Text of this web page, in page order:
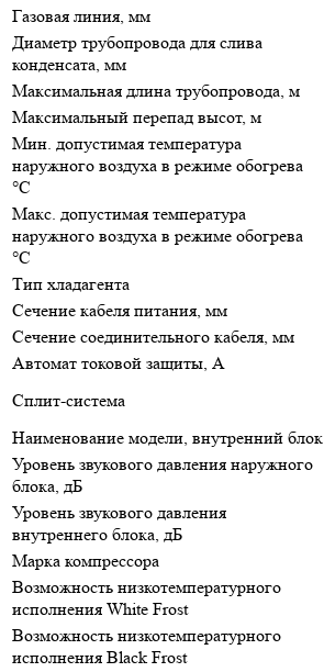
Газовая линия, мм
Диаметр трубопровода для слива
конденсата, мм
Максимальная длина трубопровода, м
Максимальный перепад высот, м
Мин. допустимая температура
наружного воздуха в режиме обогрева
°С
Макс. допустимая температура
наружного воздуха в режиме обогрева
°С
Тип хладагента
Сечение кабеля питания, мм
Сечение соединительного кабеля, мм
Автомат токовой защиты, A
Сплит-система
Наименование модели, внутренний блок
Уровень звукового давления наружного
блока, дБ
Уровень звукового давления
внутреннего блока, дБ
Марка компрессора
Возможность низкотемпературного
исполнения White Frost
Возможность низкотемпературного
исполнения Black Frost